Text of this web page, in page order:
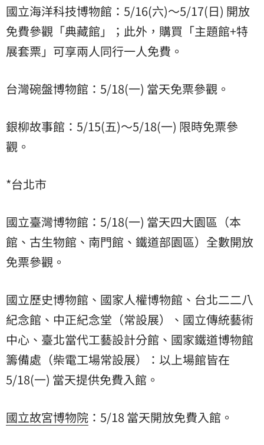
國立海洋科技博物館：5/16(六)～5/17(日) 開放
免費參觀「典藏館」；此外，購買「主題館+特
展套票」可享兩人同行一人免費。
台灣碗盤博物館：5/18(一) 當天免票參觀。
銀柳故事館：5/15(五)～5/18(一) 限時免票參
觀。
*台北市
國立臺灣博物館：5/18(一) 當天四大園區（本
館、古生物館、南門館、鐵道部園區）全數開放
免票參觀。
國立歷史博物館、國家人權博物館、台北二二八
紀念館、中正紀念堂（常設展）、國立傳統藝術
中心、臺北當代工藝設計分館、國家鐵道博物館
籌備處（柴電工場常設展）：以上場館皆在
5/18(一) 當天提供免費入館。
國立故宮博物院 ：5/18 當天開放免費入館。